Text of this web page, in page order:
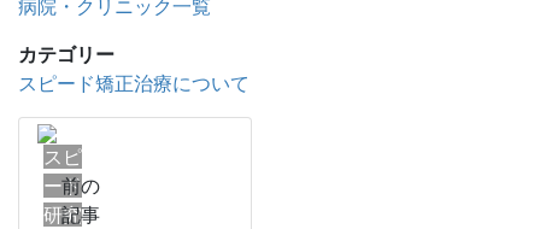
病院・クリニック一覧
カテゴリー
スピード矯正治療について
スピ
ード
研究
前の
記事